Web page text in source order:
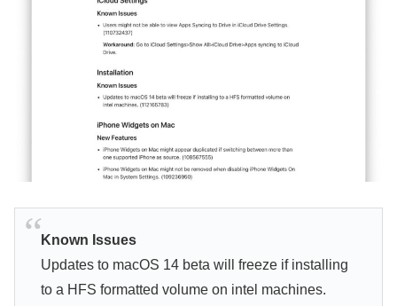
Known Issues
Updates to macOS 14 beta will freeze if installing
to a HFS formatted volume on intel machines.